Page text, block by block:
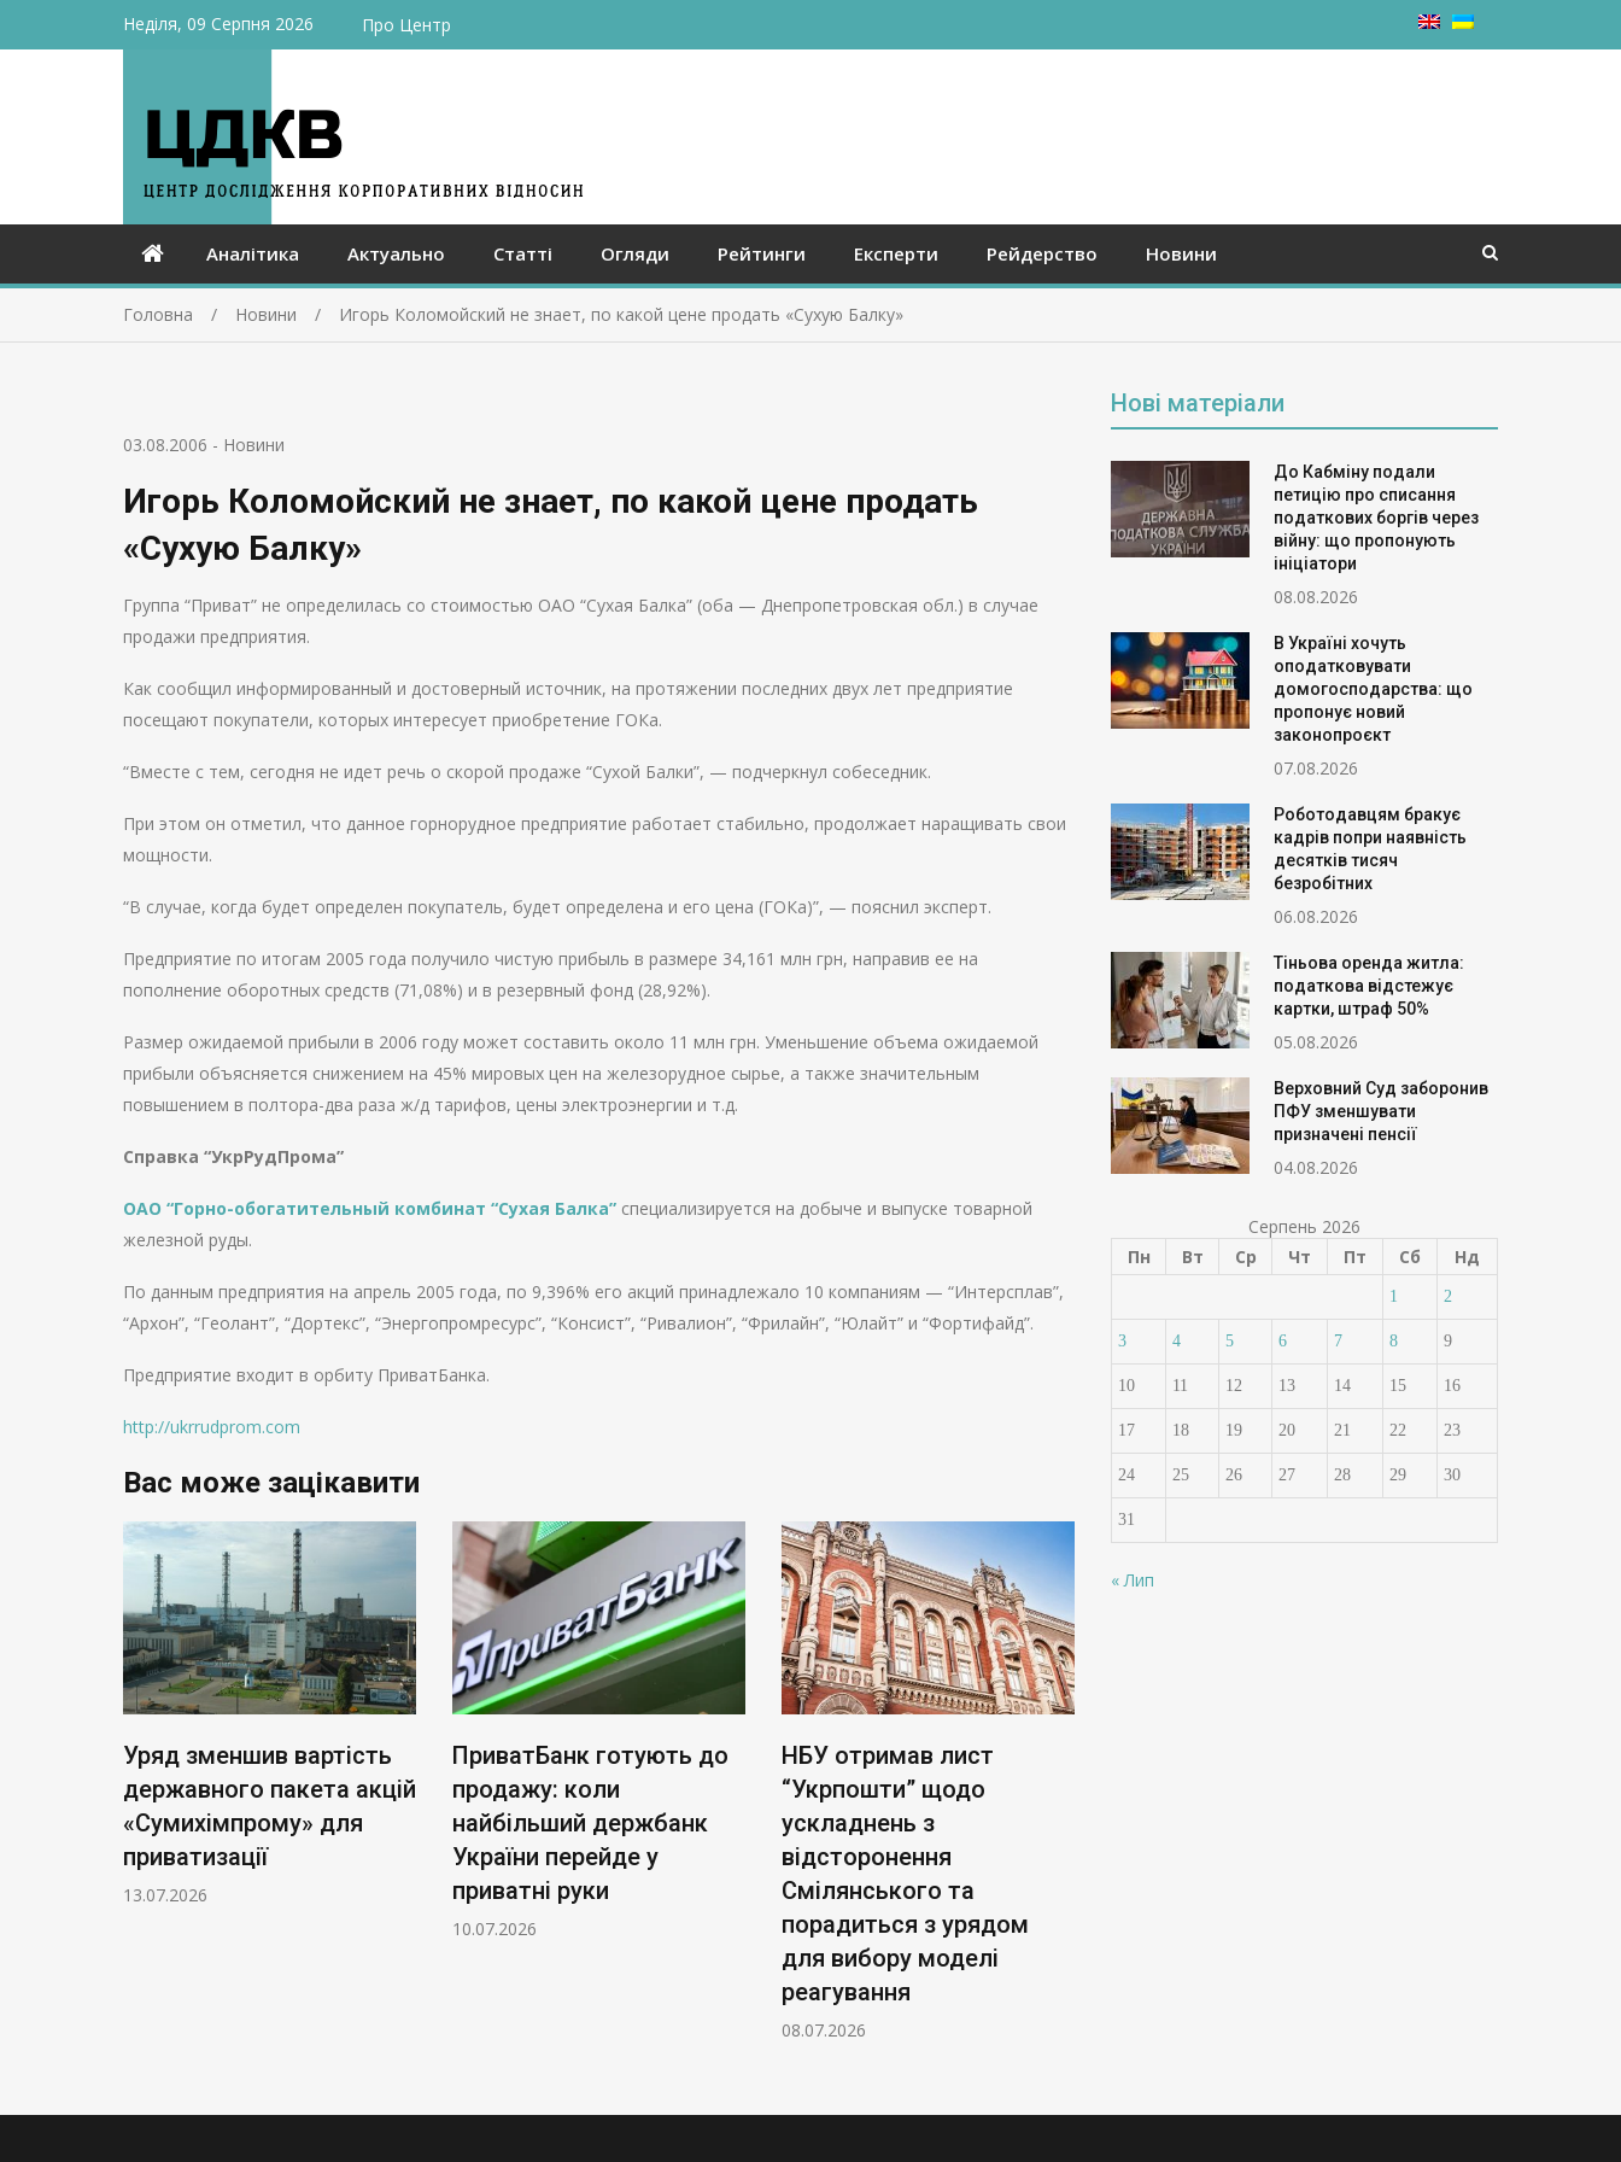
Неділя, 09 Серпня 2026 Про Центр
Аналітика Актуально Статті Огляди Рейтинги Експерти Рейдерство Новини
Головна Новини Игорь Коломойский не знает, по какой цене продать «Сухую Балку»
03.08.2006 - Новини
Игорь Коломойский не знает, по какой цене продать
«Сухую Балку»
Группа “Приват” не определилась со стоимостью ОАО “Сухая Балка” (оба — Днепропетровская обл.) в случае
продажи предприятия.
Как сообщил информированный и достоверный источник, на протяжении последних двух лет предприятие
посещают покупатели, которых интересует приобретение ГОКа.
“Вместе с тем, сегодня не идет речь о скорой продаже “Сухой Балки”, — подчеркнул собеседник.
При этом он отметил, что данное горнорудное предприятие работает стабильно, продолжает наращивать свои
мощности.
“В случае, когда будет определен покупатель, будет определена и его цена (ГОКа)”, — пояснил эксперт.
Предприятие по итогам 2005 года получило чистую прибыль в размере 34,161 млн грн, направив ее на
пополнение оборотных средств (71,08%) и в резервный фонд (28,92%).
Размер ожидаемой прибыли в 2006 году может составить около 11 млн грн. Уменьшение объема ожидаемой
прибыли объясняется снижением на 45% мировых цен на железорудное сырье, а также значительным
повышением в полтора-два раза ж/д тарифов, цены электроэнергии и т.д.
Справка “УкрРудПрома”
ОАО “Горно-обогатительный комбинат “Сухая Балка” специализируется на добыче и выпуске товарной
железной руды.
По данным предприятия на апрель 2005 года, по 9,396% его акций принадлежало 10 компаниям — “Интерсплав”,
“Архон”, “Геолант”, “Дортекс”, “Энергопромресурс”, “Консист”, “Ривалион”, “Фрилайн”, “Юлайт” и “Фортифайд”.
Предприятие входит в орбиту ПриватБанка.
http://ukrrudprom.com
Вас може зацікавити
Уряд зменшив вартість
державного пакета акцій
«Сумихімпрому» для
приватизації
13.07.2026
ПриватБанк готують до
продажу: коли
найбільший держбанк
України перейде у
приватні руки
10.07.2026
НБУ отримав лист
“Укрпошти” щодо
ускладнень з
відсторонення
Смілянського та
порадиться з урядом
для вибору моделі
реагування
08.07.2026
Нові матеріали
До Кабміну подали
петицію про списання
податкових боргів через
війну: що пропонують
ініціатори
08.08.2026
В Україні хочуть
оподатковувати
домогосподарства: що
пропонує новий
законопроєкт
07.08.2026
Роботодавцям бракує
кадрів попри наявність
десятків тисяч
безробітних
06.08.2026
Тіньова оренда житла:
податкова відстежує
картки, штраф 50%
05.08.2026
Верховний Суд заборонив
ПФУ зменшувати
призначені пенсії
04.08.2026
Серпень 2026
Пн
Вт Ср Чт Пт Сб Нд
1 2
3 4 5 6 7 8 9
10 11 12 13 14 15 16
17 18 19 20 21 22 23
24 25 26 27 28 29 30
31
« Лип